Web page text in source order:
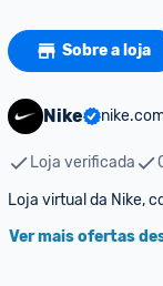
Sobre a loja
Nike
Loja verificada
Loja virtual da Nike,
Ver mais ofertas